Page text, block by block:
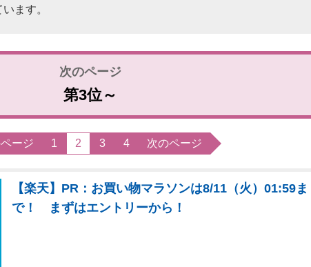
ます。
第3位～
ージ 1 2 3 4 次のページ
【楽天】PR：お買い物マラソンは8/11（火）01:59ま
で！ まずはエントリーから！